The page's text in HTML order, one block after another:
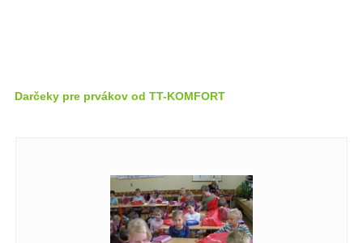
Darčeky pre prvákov od TT-KOMFORT